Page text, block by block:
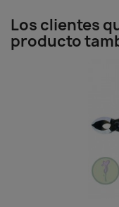
Los clientes
producto